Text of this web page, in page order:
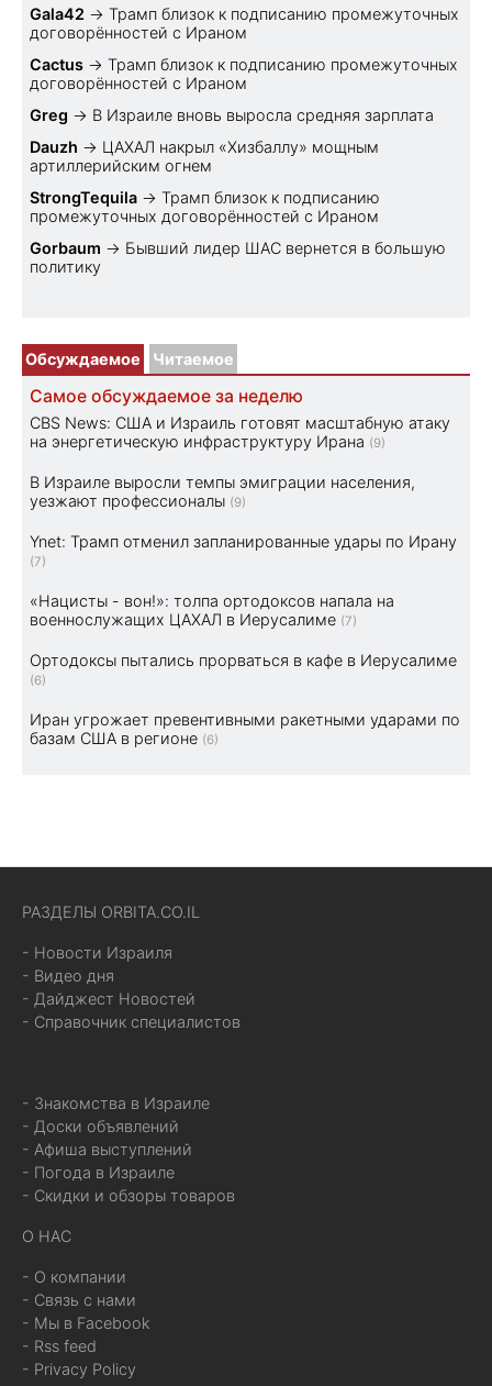
Gala42 → Трамп близок к подписанию промежуточных
договорённостей с Ираном
Cactus → Трамп близок к подписанию промежуточных
договорённостей с Ираном
Greg → В Израиле вновь выросла средняя зарплата
Dauzh → ЦАХАЛ накрыл «Хизбаллу» мощным
артиллерийским огнем
StrongTequila → Трамп близок к подписанию
промежуточных договорённостей с Ираном
Gorbaum → Бывший лидер ШАС вернется в большую
политику
Обсуждаемое Читаемое
Самое обсуждаемое за неделю
CBS News: США и Израиль готовят масштабную атаку
на энергетическую инфраструктуру Ирана (9)
В Израиле выросли темпы эмиграции населения,
уезжают профессионалы (9)
Ynet: Трамп отменил запланированные удары по Ирану
(7)
«Нацисты - вон!»: толпа ортодоксов напала на
военнослужащих ЦАХАЛ в Иерусалиме (7)
Ортодоксы пытались прорваться в кафе в Иерусалиме
(6)
Иран угрожает превентивными ракетными ударами по
базам США в регионе (6)
РАЗДЕЛЫ ORBITA.CO.IL
- Новости Израиля
- Видео дня
- Дайджест Новостей
- Справочник специалистов
- Знакомства в Израиле
- Доски объявлений
- Афиша выступлений
- Погода в Израиле
- Скидки и обзоры товаров
О НАС
- О компании
- Связь с нами
- Мы в Facebook
- Rss feed
- Privacy Policy